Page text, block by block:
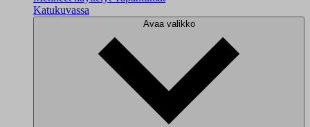
Katukuvassa
Avaa valikko